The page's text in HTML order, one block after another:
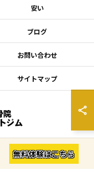
無料体験はこちら
安い
ブログ
お問い合わせ
サイトマップ
接骨院プライベートジム ALL